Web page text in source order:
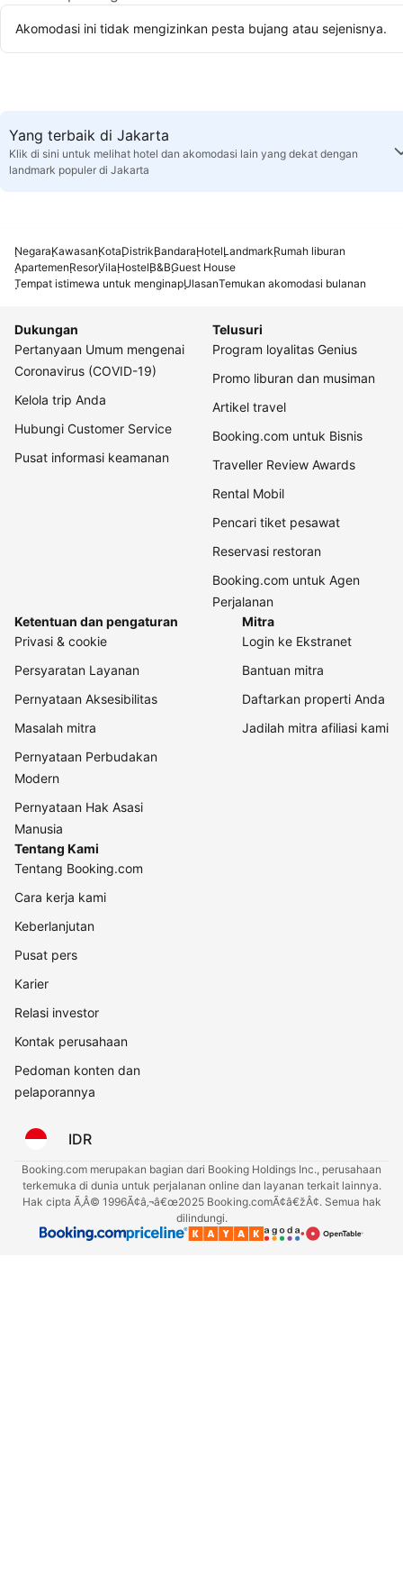
Akomodasi ini tidak mengizinkan pesta bujang atau sejenisnya.
Yang terbaik di Jakarta
Klik di sini untuk melihat hotel dan akomodasi lain yang dekat dengan
landmark populer di Jakarta
NegaraKawasanKotaDistrikBandaraHotelLandmarkRumah liburan
ApartemenResorVilaHostelB&BGuest House
Tempat istimewa untuk menginapUlasanTemukan akomodasi bulanan
Dukungan
Pertanyaan Umum mengenai
Coronavirus (COVID-19)
Kelola trip Anda
Hubungi Customer Service
Pusat informasi keamanan
Telusuri
Program loyalitas Genius
Promo liburan dan musiman
Artikel travel
Booking.com untuk Bisnis
Traveller Review Awards
Rental Mobil
Pencari tiket pesawat
Reservasi restoran
Booking.com untuk Agen
Perjalanan
Ketentuan dan pengaturan
Privasi & cookie
Persyaratan Layanan
Pernyataan Aksesibilitas
Masalah mitra
Pernyataan Perbudakan
Modern
Pernyataan Hak Asasi
Manusia
Mitra
Login ke Ekstranet
Bantuan mitra
Daftarkan properti Anda
Jadilah mitra afiliasi kami
Tentang Kami
Tentang Booking.com
Cara kerja kami
Keberlanjutan
Pusat pers
Karier
Relasi investor
Kontak perusahaan
Pedoman konten dan
pelaporannya
IDR
Booking.com merupakan bagian dari Booking Holdings Inc., perusahaan
terkemuka di dunia untuk perjalanan online dan layanan terkait lainnya.
Hak cipta Ã‚Â© 1996Ã¢â‚¬â€œ2025 Booking.comÃ¢â€žÂ¢. Semua hak
dilindungi.